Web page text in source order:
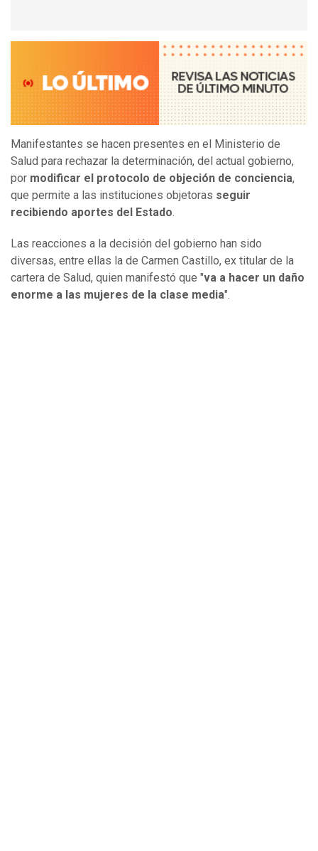
Manifestantes se hacen presentes en el Ministerio de
Salud para rechazar la determinación, del actual gobierno,
por modificar el protocolo de objeción de conciencia,
que permite a las instituciones objetoras seguir
recibiendo aportes del Estado.
Las reacciones a la decisión del gobierno han sido
diversas, entre ellas la de Carmen Castillo, ex titular de la
cartera de Salud, quien manifestó que "va a hacer un daño
enorme a las mujeres de la clase media".